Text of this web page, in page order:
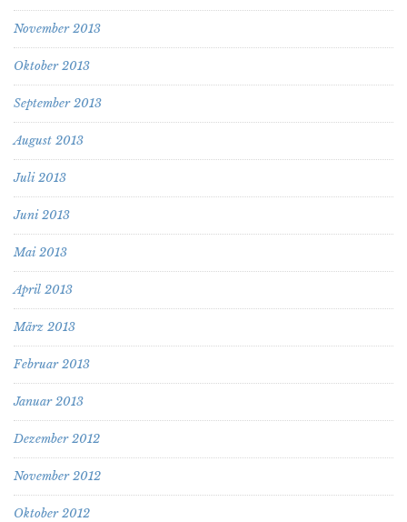
November 2013
Oktober 2013
September 2013
August 2013
Juli 2013
Juni 2013
Mai 2013
April 2013
März 2013
Februar 2013
Januar 2013
Dezember 2012
November 2012
Oktober 2012